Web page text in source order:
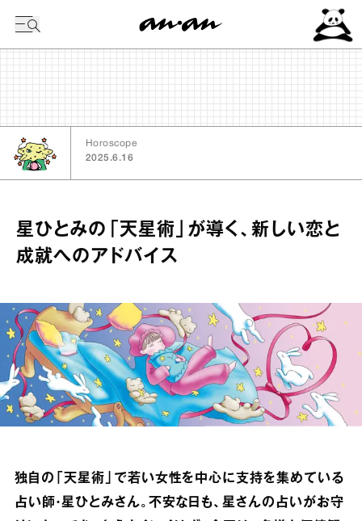
Horoscope
2025.6.16
星ひとみの「天星術」が導く、新しい恋と
成就へのアドバイス
独自の「天星術」で若い女性を中心に支持を集めている
占い師・星ひとみさん。不安な日も、星さんの占いがお守